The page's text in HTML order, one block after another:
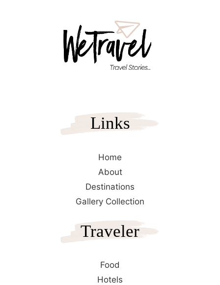
Links
Home
About
Destinations
Gallery Collection
Traveler
Food
Hotels